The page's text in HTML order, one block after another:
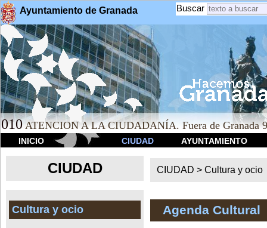
Ayuntamiento de Granada Buscar
010 ATENCION A LA CIUDADANÍA. Fuera de Granada
INICIO CIUDAD AYUNTAMIENTO
CIUDAD
Cultura y ocio
CIUDAD >Cultura y ocio
Agenda Cultural